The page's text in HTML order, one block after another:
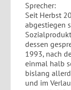
Sprecher:
Seit Herbst
abgestiegen
dessen
1993, nach
einmal halb
bislang
und im